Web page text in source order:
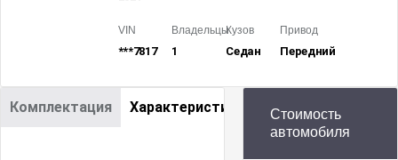
VIN
***7817
Владельцы
1
Кузов
Седан
Привод
Передний
Комплектация Характеристики
Стоимость
автомобиля